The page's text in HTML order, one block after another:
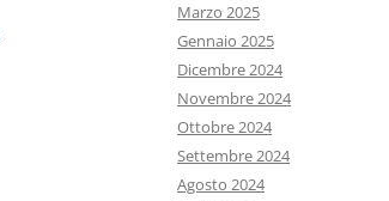
Marzo 2025
Gennaio 2025
Dicembre 2024
Novembre 2024
Ottobre 2024
Settembre 2024
Agosto 2024